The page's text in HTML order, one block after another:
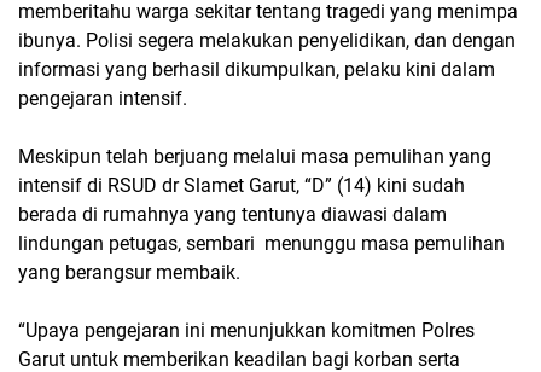
memberitahu warga sekitar tentang tragedi yang menimpa
ibunya. Polisi segera melakukan penyelidikan, dan dengan
informasi yang berhasil dikumpulkan, pelaku kini dalam
pengejaran intensif.
Meskipun telah berjuang melalui masa pemulihan yang
intensif di RSUD dr Slamet Garut, “D” (14) kini sudah
berada di rumahnya yang tentunya diawasi dalam
lindungan petugas, sembari menunggu masa pemulihan
yang berangsur membaik.
“Upaya pengejaran ini menunjukkan komitmen Polres
Garut untuk memberikan keadilan bagi korban serta